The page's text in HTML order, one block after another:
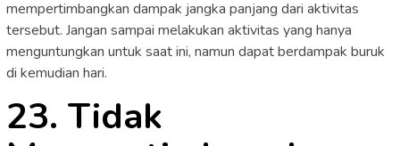
mempertimbangkan dampak jangka panjang dari aktivitas
tersebut. Jangan sampai melakukan aktivitas yang hanya
menguntungkan untuk saat ini, namun dapat berdampak buruk
di kemudian hari.
23. Tidak